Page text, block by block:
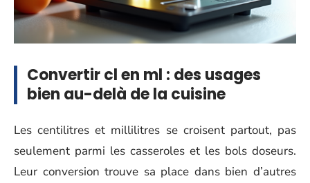
Convertir cl en ml : des usages
bien au-delà de la cuisine
Les centilitres et millilitres se croisent partout, pas
seulement parmi les casseroles et les bols doseurs.
Leur conversion trouve sa place dans bien d’autres